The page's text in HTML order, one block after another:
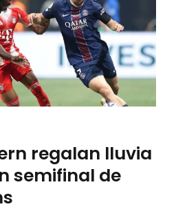
regalan lluvia
semifinal de